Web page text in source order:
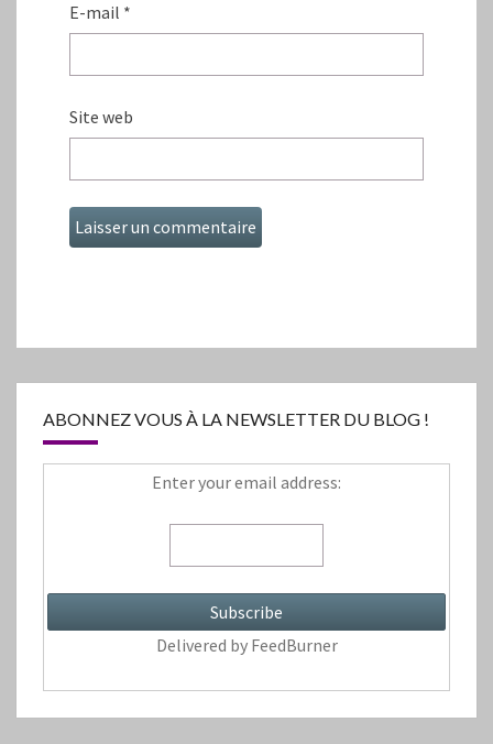
E-mail *
Site web
ABONNEZ VOUS À LA NEWSLETTER DU BLOG !
Enter your email address:
Delivered by FeedBurner